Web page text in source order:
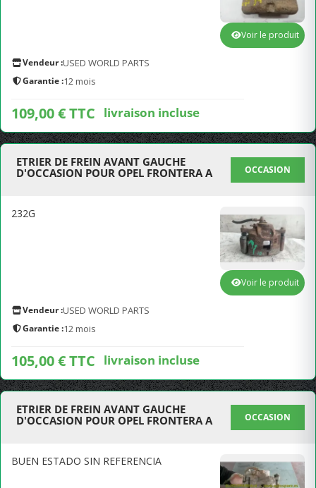
Vendeur :USED WORLD PARTS
Garantie :12 mois
109,00 € TTC livraison incluse
Voir le produit
ETRIER DE FREIN AVANT GAUCHE
D'OCCASION POUR OPEL FRONTERA A
OCCASION
232G
Vendeur :USED WORLD PARTS
Garantie :12 mois
105,00 € TTC livraison incluse
Voir le produit
ETRIER DE FREIN AVANT GAUCHE
D'OCCASION POUR OPEL FRONTERA A
OCCASION
BUEN ESTADO SIN REFERENCIA